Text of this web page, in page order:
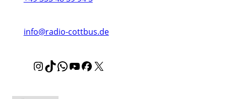
info@radio-cottbus.de
I
T
W Y
F